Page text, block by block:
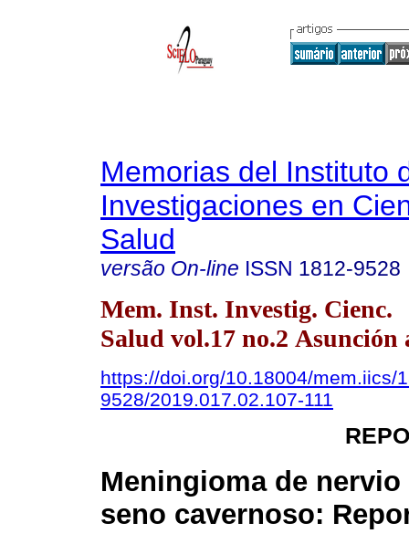
Memorias del Instituto
Investigaciones en
Salud
versão On-line ISSN 1812-9528
Mem. Inst. Investig. Cienc.
Salud vol.17 no.2 Asunción
https://doi.org/10.18004/mem.iics/
9528/2019.017.02.107-111
Meningioma de
seno cavernoso: